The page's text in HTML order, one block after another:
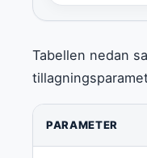
Tabellen nedan
PARAMETER